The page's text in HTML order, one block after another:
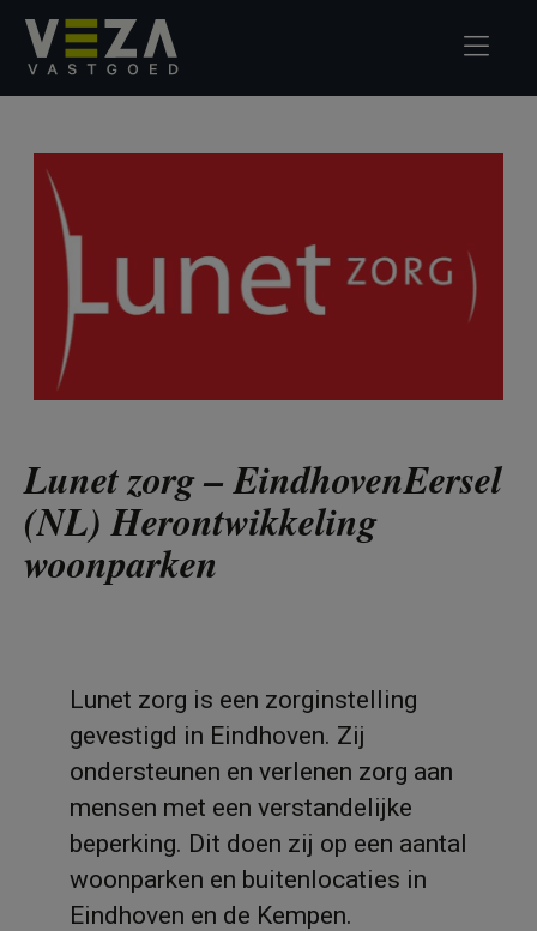
Lunet zorg – EindhovenEersel
(NL) Herontwikkeling
woonparken
Lunet zorg is een zorginstelling
gevestigd in Eindhoven. Zij
ondersteunen en verlenen zorg aan
mensen met een verstandelijke
beperking. Dit doen zij op een aantal
woonparken en buitenlocaties in
Eindhoven en de Kempen.